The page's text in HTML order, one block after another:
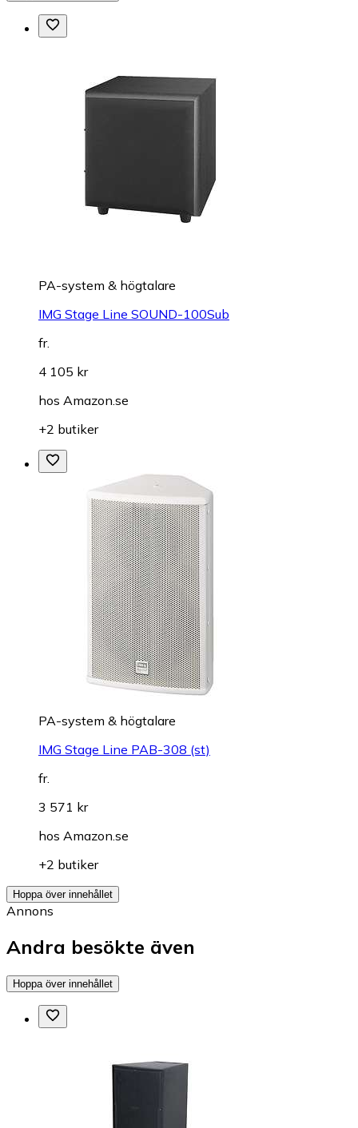
PA-system & högtalare
IMG Stage Line SOUND-100Sub
fr.
4 105 kr
hos Amazon.se
+2 butiker
PA-system & högtalare
IMG Stage Line PAB-308 (st)
fr.
3 571 kr
hos Amazon.se
+2 butiker
Hoppa över innehållet
Annons
Andra besökte även
Hoppa över innehållet